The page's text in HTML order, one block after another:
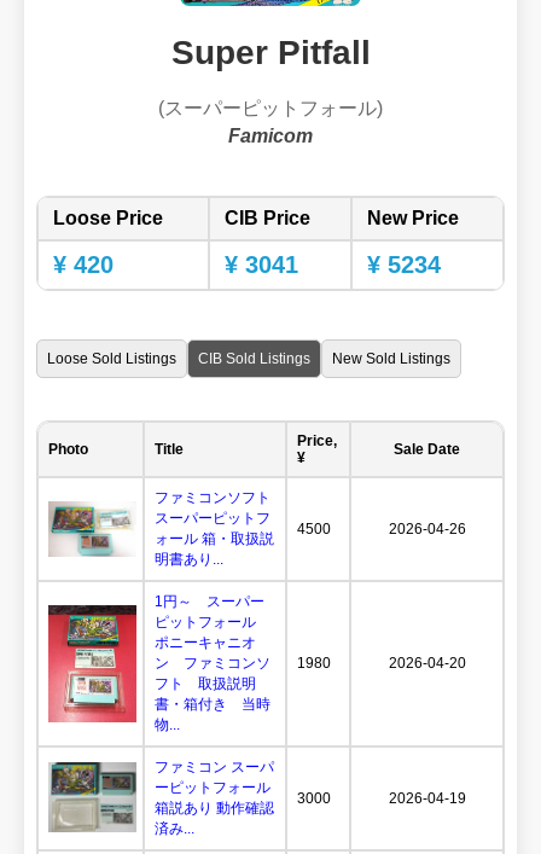
Super Pitfall
(スーパーピットフォール)
Famicom
Loose Price CIB Price New Price
¥ 420 ¥ 3041 ¥ 5234
Loose Sold Listings CIB Sold Listings New Sold Listings
Photo Title
Price,
¥
Sale Date
ファミコンソフト
スーパーピットフ
ォール 箱・取扱説
明書あり...
4500 2026-04-26
1円～ スーパー
ピットフォール
ポニーキャニオ
ン ファミコンソ
フト 取扱説明
書・箱付き 当時
物...
1980 2026-04-20
ファミコン スーパ
ーピットフォール
箱説あり 動作確認
済み...
3000 2026-04-19